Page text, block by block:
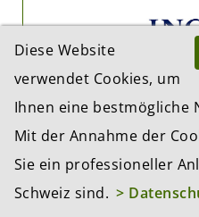
Diese Website
verwendet Cookies, um
Ihnen eine bestmögliche
Mit der Annahme der
Sie ein professioneller
Schweiz sind. >